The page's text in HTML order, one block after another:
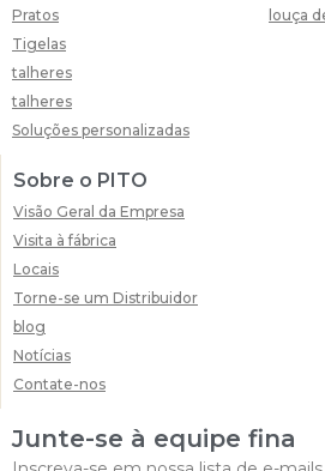
Pratos
Tigelas
talheres
talheres
Soluções personalizadas
louça
Sobre o PITO
Visão Geral da Empresa
Visita à fábrica
Locais
Torne-se um Distribuidor
blog
Notícias
Contate-nos
Junte-se à equipe fina